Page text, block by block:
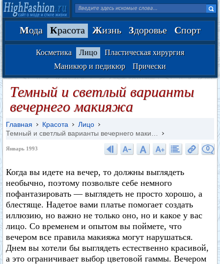
Мода Красота Жизнь Здоровье Спорт
Косметика Лицо
Пластическая хирургия
Маникюр и педикюр
Прически
Темный и светлый варианты
вечернего макияжа
Главная Красота
Лицо
Темный и светлый варианты вечернего маки…
Январь 1993 0
Когда вы идете на вечер, то должны выглядеть
необычно, поэтому позвольте себе немного
пофантазировать — выглядеть не просто хорошо, а
блестяще. Надетое вами платье помогает создать
иллюзию, но важно не только оно, но и какое у вас
лицо. Со временем и опытом вы поймете, что
вечером все правила макияжа могут нарушаться.
Днем вы хотели бы выглядеть естественно красивой,
а это ограничивает выбор цветовой гаммы. Вечером